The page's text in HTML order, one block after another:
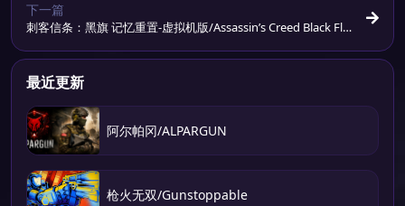
下一篇
刺客信条：黑旗 记忆重置-虚拟机版/Assassin’s Creed Black Fla
最近更新
阿尔帕冈/ALPARGUN
枪火无双/Gunstoppable